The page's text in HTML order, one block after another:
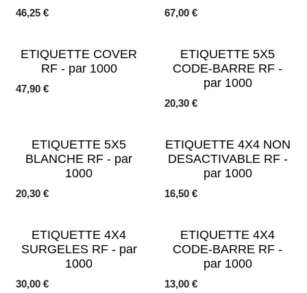
46,25 € 67,00€
ETIQUETTE COVER
RF - par 1000
47,90 €
ETIQUETTE 5X5
CODE-BARRE RF -
par 1000
20,30€
ETIQUETTE 5X5
BLANCHE RF - par
1000
20,30 €
ETIQUETTE 4X4 NON
DESACTIVABLE RF -
par 1000
16,50€
ETIQUETTE 4X4
SURGELES RF - par
1000
30,00 €
ETIQUETTE 4X4
CODE-BARRE RF -
par 1000
13,00€